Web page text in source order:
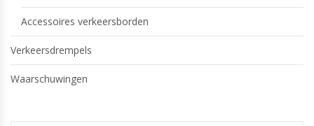
Accessoires verkeersborden
Verkeersdrempels
Waarschuwingen